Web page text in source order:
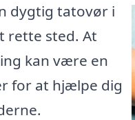
dygtig tatovør i
rette sted. At
kan være en
for at hjælpe dig